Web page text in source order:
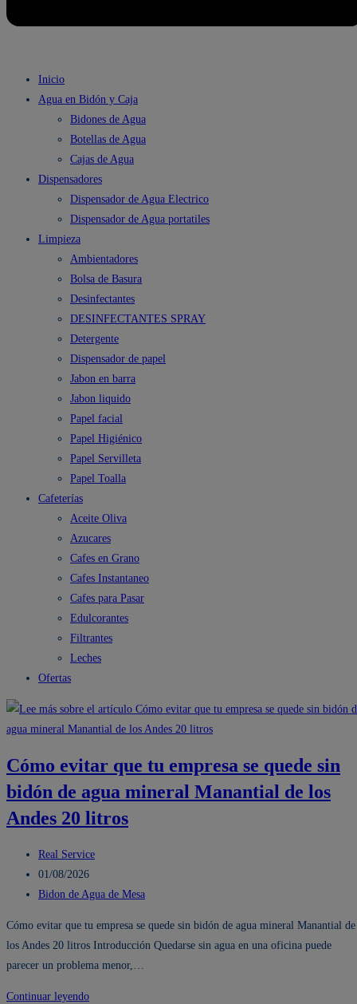
Inicio
Agua en Bidón y Caja
Bidones de Agua
Botellas de Agua
Cajas de Agua
Dispensadores
Dispensador de Agua Electrico
Dispensador de Agua portatiles
Limpieza
Ambientadores
Bolsa de Basura
Desinfectantes
DESINFECTANTES SPRAY
Detergente
Dispensador de papel
Jabon en barra
Jabon liquido
Papel facial
Papel Higiénico
Papel Servilleta
Papel Toalla
Cafeterías
Aceite Oliva
Azucares
Cafes en Grano
Cafes Instantaneo
Cafes para Pasar
Edulcorantes
Filtrantes
Leches
Ofertas
Cómo evitar que tu empresa se quede sin
bidón de agua mineral Manantial de los
Andes 20 litros
Autor
de
la
Real Service
Publicación
de
entrada:
01/08/2026
Categoría
Bidon de Agua de Mesa
Cómo evitar que tu empresa se quede sin bidón de agua mineral Manantial de
los Andes 20 litros Introducción Quedarse sin agua en una oficina puede
parecer un problema menor,…
Continuar leyendoCómo